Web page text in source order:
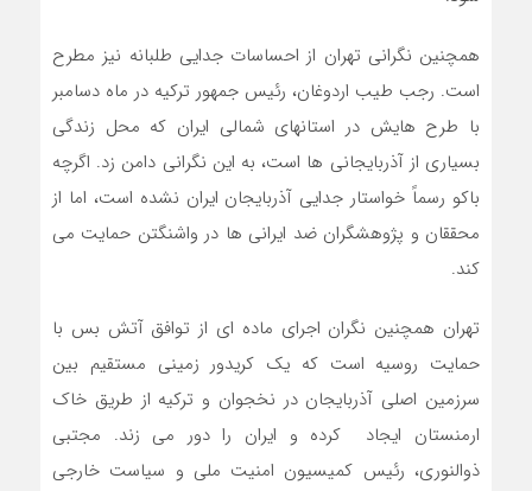
همچنین نگرانی تهران از احساسات جدایی طلبانه نیز مطرح
است. رجب طیب اردوغان، رئیس جمهور ترکیه در ماه دسامبر
با طرح هایش در استانهای شمالی ایران که محل زندگی
بسیاری از آذربایجانی ها است، به این نگرانی دامن زد. اگرچه
باکو رسماً خواستار جدایی آذربایجان ایران نشده است، اما از
محققان و پژوهشگران ضد ایرانی ها در واشنگتن حمایت می
کند.
تهران همچنین نگران اجرای ماده ای از توافق آتش بس با
حمایت روسیه است که یک کریدور زمینی مستقیم بین
سرزمین اصلی آذربایجان در نخجوان و ترکیه از طریق خاک
ارمنستان ایجاد کرده و ایران را دور می زند. مجتبی
ذوالنوری، رئیس کمیسیون امنیت ملی و سیاست خارجی